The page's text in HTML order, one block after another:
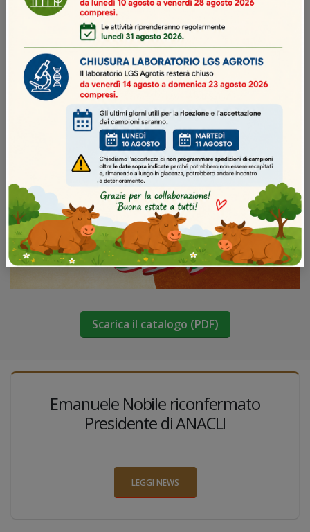
Scarica il catalogo (PDF)
Emanuele Nobile riconfermato
Presidente di ANACLI
LEGGI NEWS